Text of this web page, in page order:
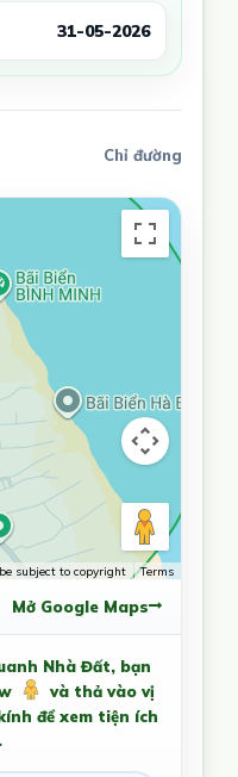
31-05-2026
Chỉ đường
subject to copyright Terms
Mở Google Maps
Nhà Đất, bạn
và thả vào vị
để xem tiện ích